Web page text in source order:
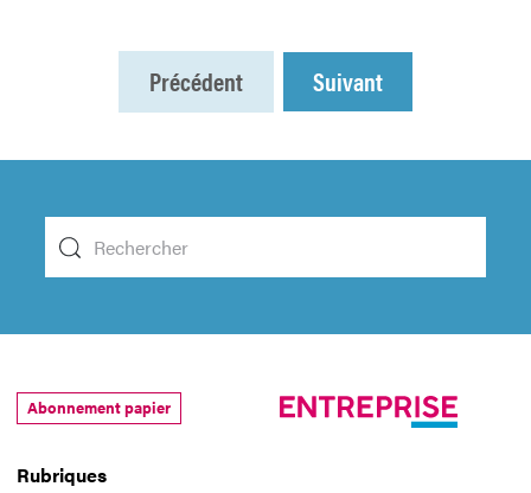
Précédent Suivant
Rubriques
Abonnement papier